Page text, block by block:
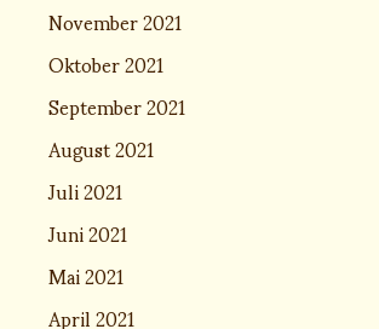
November 2021
Oktober 2021
September 2021
August 2021
Juli 2021
Juni 2021
Mai 2021
April 2021